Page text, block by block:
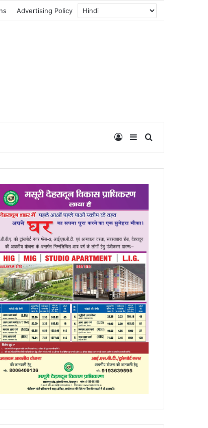
Advertising Policy
Log InSidebar